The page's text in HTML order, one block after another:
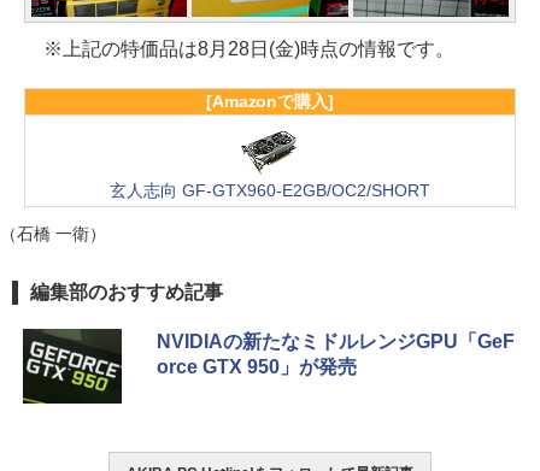
※上記の特価品は8月28日(金)時点の情報です。
[Amazonで購入]
玄人志向 GF-GTX960-E2GB/OC2/SHORT
（石橋 一衛）
編集部のおすすめ記事
NVIDIAの新たなミドルレンジGPU「GeF
orce GTX 950」が発売